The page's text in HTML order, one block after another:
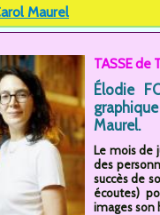
Maurel
TASSE de
Élodie
Maurel.
Le mois de
des
succès de
écoutes)
images son